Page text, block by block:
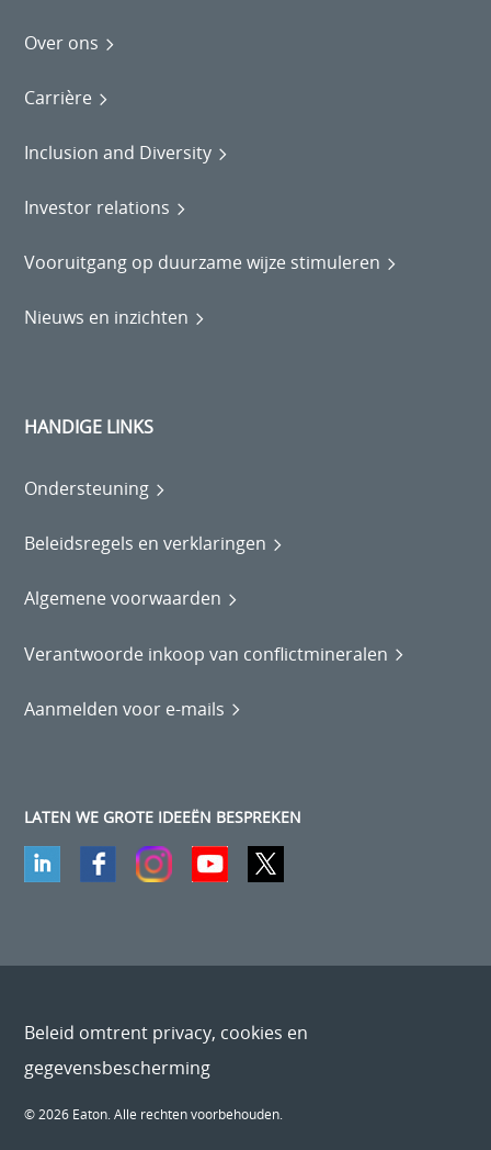
Over ons
Carrière
Inclusion and Diversity
Investor relations
Vooruitgang op duurzame wijze stimuleren
Nieuws en inzichten
HANDIGE LINKS
Ondersteuning
Beleidsregels en verklaringen
Algemene voorwaarden
Verantwoorde inkoop van conflictmineralen
Aanmelden voor e-mails
LATEN WE GROTE IDEEËN BESPREKEN
Beleid omtrent privacy, cookies en
gegevensbescherming
© 2026 Eaton. Alle rechten voorbehouden.